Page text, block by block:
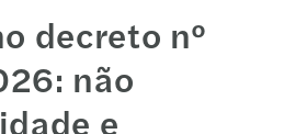
decreto nº
não
e